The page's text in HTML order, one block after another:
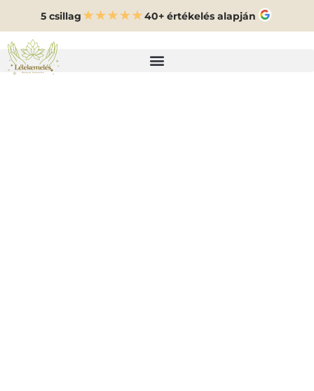
5 csillag 40+ értékelés alapján